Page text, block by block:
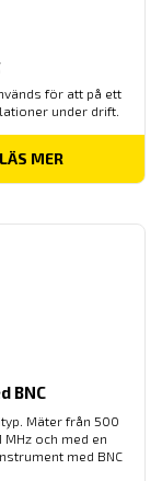
för att på ett
under drift.
LÄS MER
BNC
Mäter från 500
MHz och med en
med BNC